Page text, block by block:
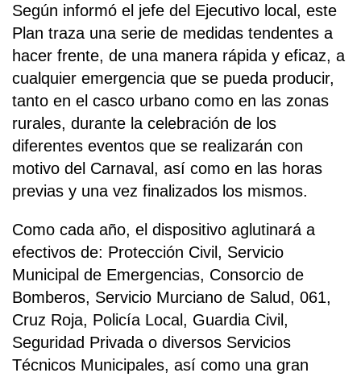
Según informó el jefe del Ejecutivo local, este
Plan traza una serie de medidas tendentes a
hacer frente, de una manera rápida y eficaz, a
cualquier emergencia que se pueda producir,
tanto en el casco urbano como en las zonas
rurales, durante la celebración de los
diferentes eventos que se realizarán con
motivo del Carnaval, así como en las horas
previas y una vez finalizados los mismos.
Como cada año, el dispositivo aglutinará a
efectivos de: Protección Civil, Servicio
Municipal de Emergencias, Consorcio de
Bomberos, Servicio Murciano de Salud, 061,
Cruz Roja, Policía Local, Guardia Civil,
Seguridad Privada o diversos Servicios
Técnicos Municipales, así como una gran